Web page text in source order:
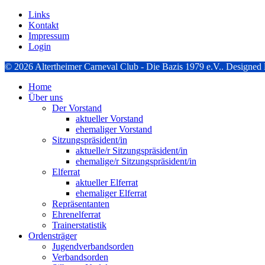
Links
Kontakt
Impressum
Login
© 2026 Altertheimer Carneval Club - Die Bazis 1979 e.V.. Designed
Home
Über uns
Der Vorstand
aktueller Vorstand
ehemaliger Vorstand
Sitzungspräsident/in
aktuelle/r Sitzungspräsident/in
ehemalige/r Sitzungspräsident/in
Elferrat
aktueller Elferrat
ehemaliger Elferrat
Repräsentanten
Ehrenelferrat
Trainerstatistik
Ordensträger
Jugendverbandsorden
Verbandsorden